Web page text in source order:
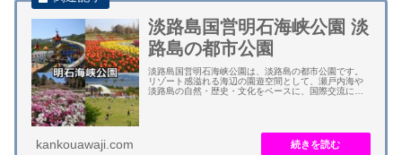
淡路島国営明石海峡公園 淡
路島の都市公園
淡路島国営明石海峡公園は、淡路島の都市公園です。
リゾート感溢れる海辺の園遊空間として、瀬戸内海や
淡路島の自然・歴史・文化をベースに、国際交流にふ
kankouawaji.com